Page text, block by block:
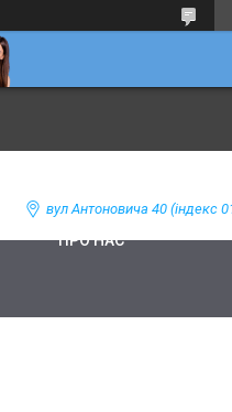
вул Антоновича 40 (індекс
ПРО НАС